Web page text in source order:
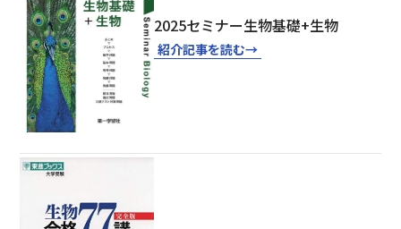
2025セミナー生物基礎+生物
紹介記事を読む→